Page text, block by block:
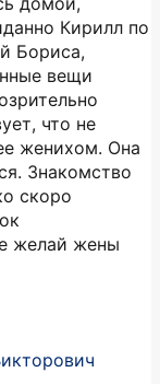
Кирилл по
Бориса,
вещи
что не
женихом. Она
Знакомство
скоро
желай жены